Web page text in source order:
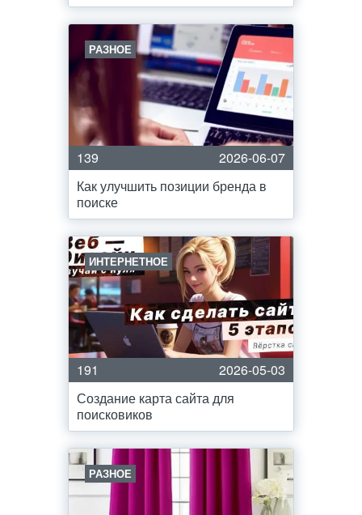
РАЗНОЕ
139
2026-06-07
Как улучшить позиции бренда в
поиске
ИНТЕРНЕТНОЕ
191
2026-05-03
Создание карта сайта для
поисковиков
РАЗНОЕ